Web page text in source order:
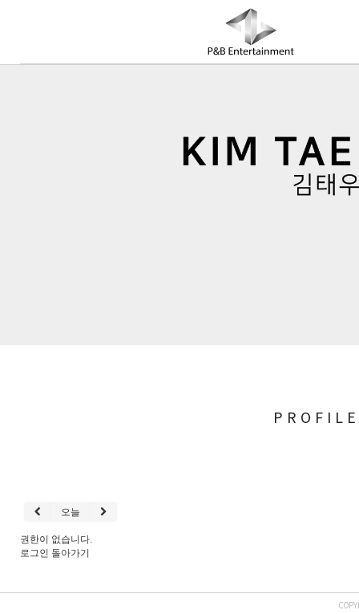
COMPANY
PROFILE
오늘
권한이 없습니다.
로그인 돌아가기